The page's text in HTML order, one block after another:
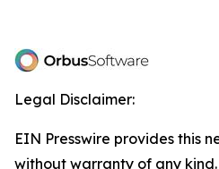
Legal Disclaimer:
EIN Presswire provides this
without warranty of any